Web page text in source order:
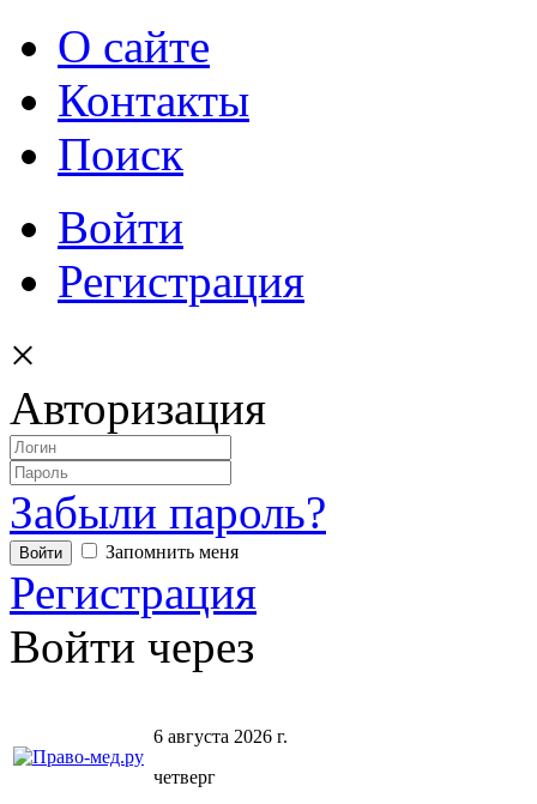
О сайте
Контакты
Поиск
Войти
Регистрация
×
Авторизация
Забыли пароль?
Запомнить меня
Регистрация
Войти через
6 августа 2026 г.
четверг